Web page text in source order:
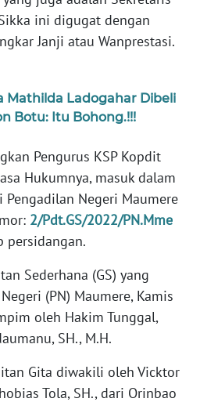
ini digugat dengan
Janji atau Wanprestasi.
Mathilda Ladogahar Dibeli
Botu: Itu Bohong.!!!
Pengurus KSP Kopdit
Hukumnya, masuk dalam
Pengadilan Negeri Maumere
2/Pdt.GS/2022/PN.Mme
persidangan.
Sederhana (GS) yang
(PN) Maumere, Kamis
oleh Hakim Tunggal,
SH., M.H.
Gita diwakili oleh Vicktor
Tola, SH., dari Orinbao